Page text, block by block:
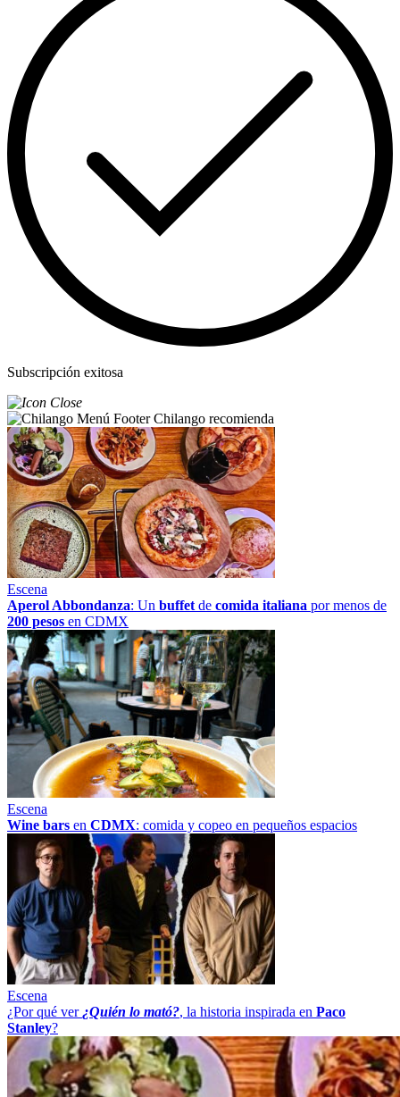
Subscripción exitosa
Chilango recomienda
Escena
Aperol Abbondanza: Un buffet de comida italiana por menos de
200 pesos en CDMX
Escena
Wine bars en CDMX: comida y copeo en pequeños espacios
Escena
¿Por qué ver ¿Quién lo mató?, la historia inspirada en Paco
Stanley?